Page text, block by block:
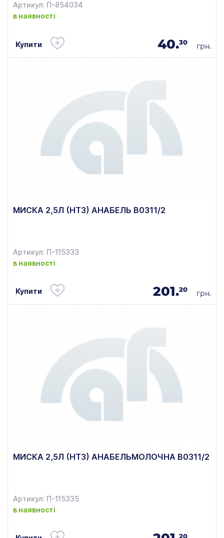
Артикул: П-854034
в наявності
Купити 40.30 грн.
МИСКА 2,5Л (НТЗ) АНАБЕЛЬ В0311/2
Артикул: П-115333
в наявності
Купити 201.20 грн.
МИСКА 2,5Л (НТЗ) АНАБЕЛЬМОЛОЧНА В0311/2
Артикул: П-115335
в наявності
20